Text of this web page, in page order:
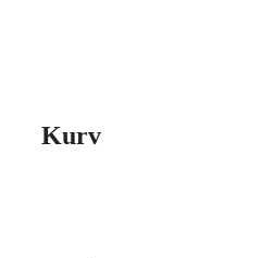
Kurv